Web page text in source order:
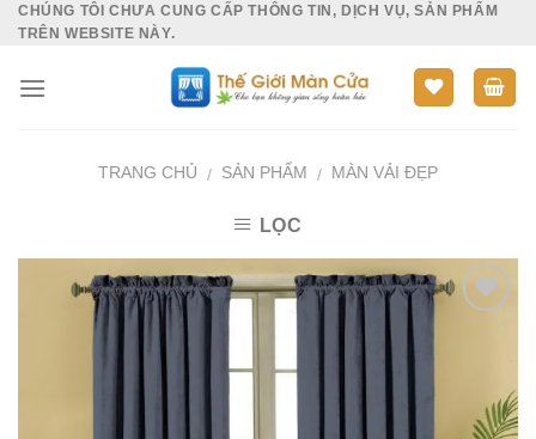
SkipCHÚNG TÔI CHƯA CUNG CẤP THÔNG TIN, DỊCH VỤ, SẢN PHẨM
TRÊN WEBSITE NÀY.
TRANG CHỦ / SẢN PHẨM / MÀN VẢI ĐẸP
LỌC
Wishlist